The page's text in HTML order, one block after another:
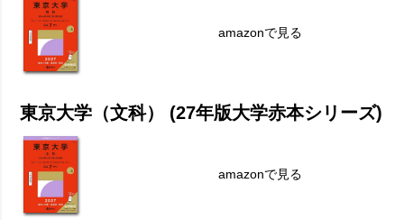
amazonで見る
東京大学（文科） (27年版大学赤本シリーズ)
amazonで見る